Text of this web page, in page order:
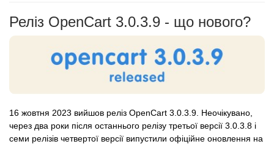
Реліз OpenCart 3.0.3.9 - що нового?
16 жовтня 2023 вийшов реліз OpenCart 3.0.3.9. Неочікувано,
через два роки після останнього релізу третьої версії 3.0.3.8 і
семи релізів четвертої версії випустили офіційне оновлення на